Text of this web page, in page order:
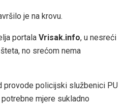
je na krovu.
portala Vrisak.info, u nesreći
no srećom nema
provode policijski službenici PU
mjere sukladno